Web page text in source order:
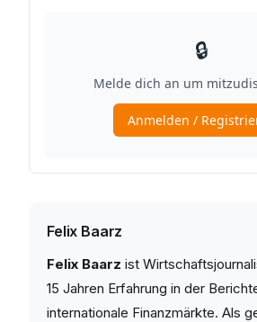
Felix Baarz
Felix Baarz ist
15 Jahren Erfahrung in der
internationale Finanzmärkte. Als